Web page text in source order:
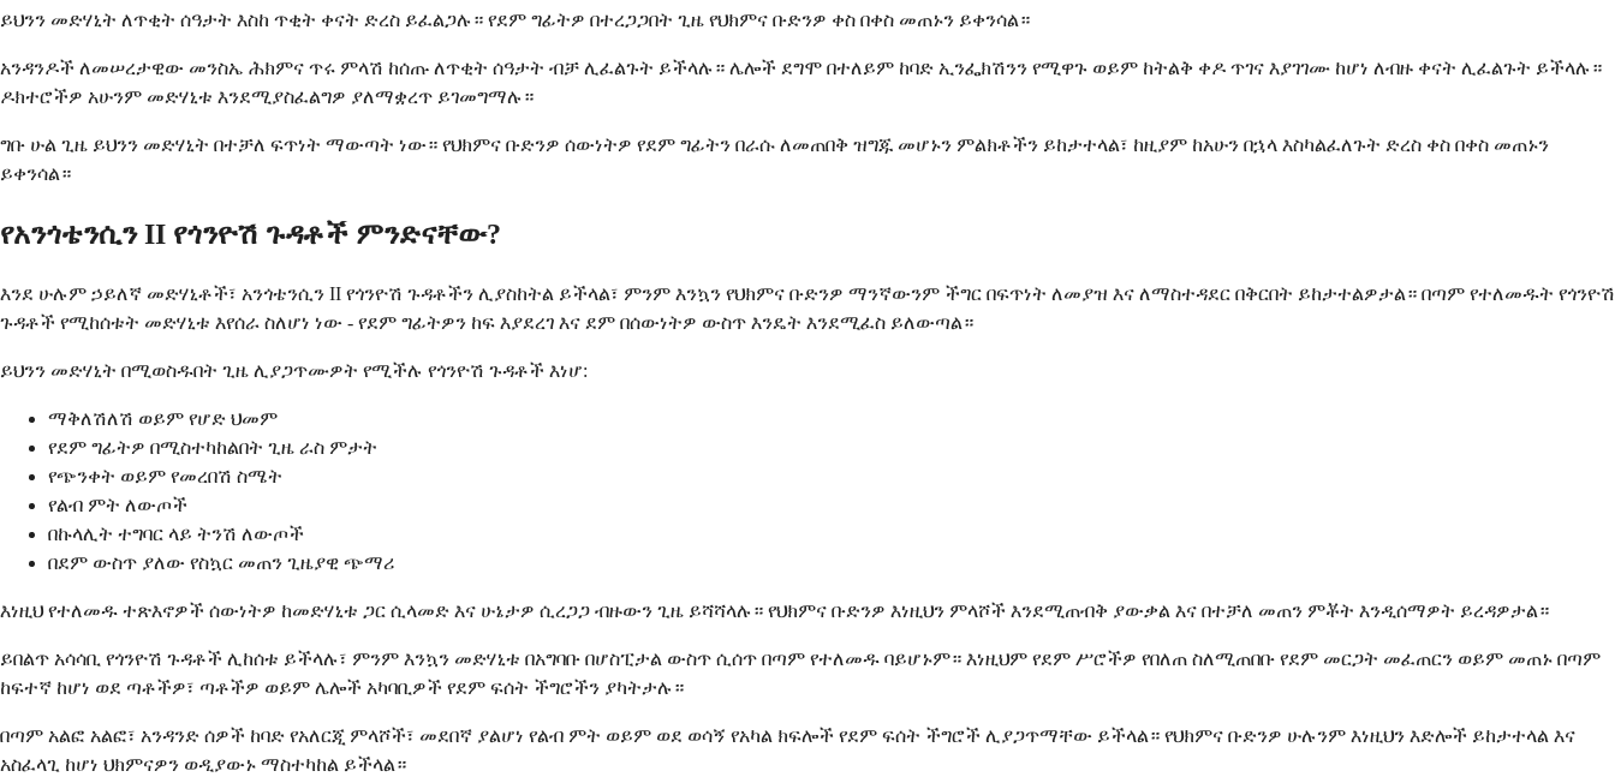
ይህንን መድሃኒት ለጥቂት ሰዓታት እስከ ጥቂት ቀናት ድረስ ይፈልጋሉ። የደም ግፊትዎ በተረጋጋበት ጊዜ የህክምና ቡድንዎ ቀስ በቀስ መጠኑን ይቀንሳል።
አንዳንዶች ለመሠረታዊው መንስኤ ሕክምና ጥሩ ምላሽ ከሰጡ ለጥቂት ሰዓታት ብቻ ሊፈልጉት ይችላሉ። ሌሎች ደግሞ በተለይም ከባድ ኢንፌክሽንን የሚዋጉ ወይም ከትልቅ ቀዶ ጥገና እያገገሙ ከሆነ ለብዙ ቀናት ሊፈልጉት ይችላሉ።
ዶክተሮችዎ አሁንም መድሃኒቱ እንደሚያስፈልግዎ ያለማቋረጥ ይገመግማሉ።
ግቡ ሁል ጊዜ ይህንን መድሃኒት በተቻለ ፍጥነት ማውጣት ነው። የህክምና ቡድንዎ ሰውነትዎ የደም ግፊትን በራሱ ለመጠበቅ ዝግጁ መሆኑን ምልክቶችን ይከታተላል፣ ከዚያም ከአሁን በኋላ እስካልፈለጉት ድረስ ቀስ በቀስ መጠኑን
ይቀንሳል።
የአንጎቴንሲን II የጎንዮሽ ጉዳቶች ምንድናቸው?
እንደ ሁሉም ኃይለኛ መድሃኒቶች፣ አንጎቴንሲን II የጎንዮሽ ጉዳቶችን ሊያስከትል ይችላል፣ ምንም እንኳን የህክምና ቡድንዎ ማንኛውንም ችግር በፍጥነት ለመያዝ እና ለማስተዳደር በቅርበት ይከታተልዎታል። በጣም የተለመዱት የጎንዮሽ
ጉዳቶች የሚከሰቱት መድሃኒቱ እየሰራ ስለሆነ ነው - የደም ግፊትዎን ከፍ እያደረገ እና ደም በሰውነትዎ ውስጥ እንዴት እንደሚፈስ ይለውጣል።
ይህንን መድሃኒት በሚወስዱበት ጊዜ ሊያጋጥሙዎት የሚችሉ የጎንዮሽ ጉዳቶች እነሆ:
ማቅለሽለሽ ወይም የሆድ ህመም
የደም ግፊትዎ በሚስተካከልበት ጊዜ ራስ ምታት
የጭንቀት ወይም የመረበሽ ስሜት
የልብ ምት ለውጦች
በኩላሊት ተግባር ላይ ትንሽ ለውጦች
በደም ውስጥ ያለው የስኳር መጠን ጊዜያዊ ጭማሪ
እነዚህ የተለመዱ ተጽእኖዎች ሰውነትዎ ከመድሃኒቱ ጋር ሲላመድ እና ሁኔታዎ ሲረጋጋ ብዙውን ጊዜ ይሻሻላሉ። የህክምና ቡድንዎ እነዚህን ምላሾች እንደሚጠብቅ ያውቃል እና በተቻለ መጠን ምቾት እንዲሰማዎት ይረዳዎታል።
ይበልጥ አሳሳቢ የጎንዮሽ ጉዳቶች ሊከሰቱ ይችላሉ፣ ምንም እንኳን መድሃኒቱ በአግባቡ በሆስፒታል ውስጥ ሲሰጥ በጣም የተለመዱ ባይሆኑም። እነዚህም የደም ሥሮችዎ የበለጠ ስለሚጠበቡ የደም መርጋት መፈጠርን ወይም መጠኑ በጣም
ከፍተኛ ከሆነ ወደ ጣቶችዎ፣ ጣቶችዎ ወይም ሌሎች አካባቢዎች የደም ፍሰት ችግሮችን ያካትታሉ።
በጣም አልፎ አልፎ፣ አንዳንድ ሰዎች ከባድ የአለርጂ ምላሾች፣ መደበኛ ያልሆነ የልብ ምት ወይም ወደ ወሳኝ የአካል ክፍሎች የደም ፍሰት ችግሮች ሊያጋጥማቸው ይችላል። የህክምና ቡድንዎ ሁሉንም እነዚህን እድሎች ይከታተላል እና
አስፈላጊ ከሆነ ህክምናዎን ወዲያውኑ ማስተካከል ይችላል።